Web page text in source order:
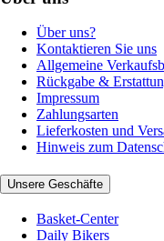
Über uns?
Kontaktieren Sie uns
Allgemeine
Rückgabe &
Impressum
Zahlungsarten
Lieferkosten und
Hinweis zum
Unsere Geschäfte
Basket-Center
Daily Bikers